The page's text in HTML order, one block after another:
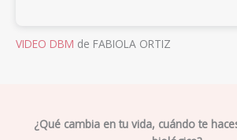
VIDEO DBM de FABIOLA ORTIZ
¿Qué cambia en tu vida, cuándo te